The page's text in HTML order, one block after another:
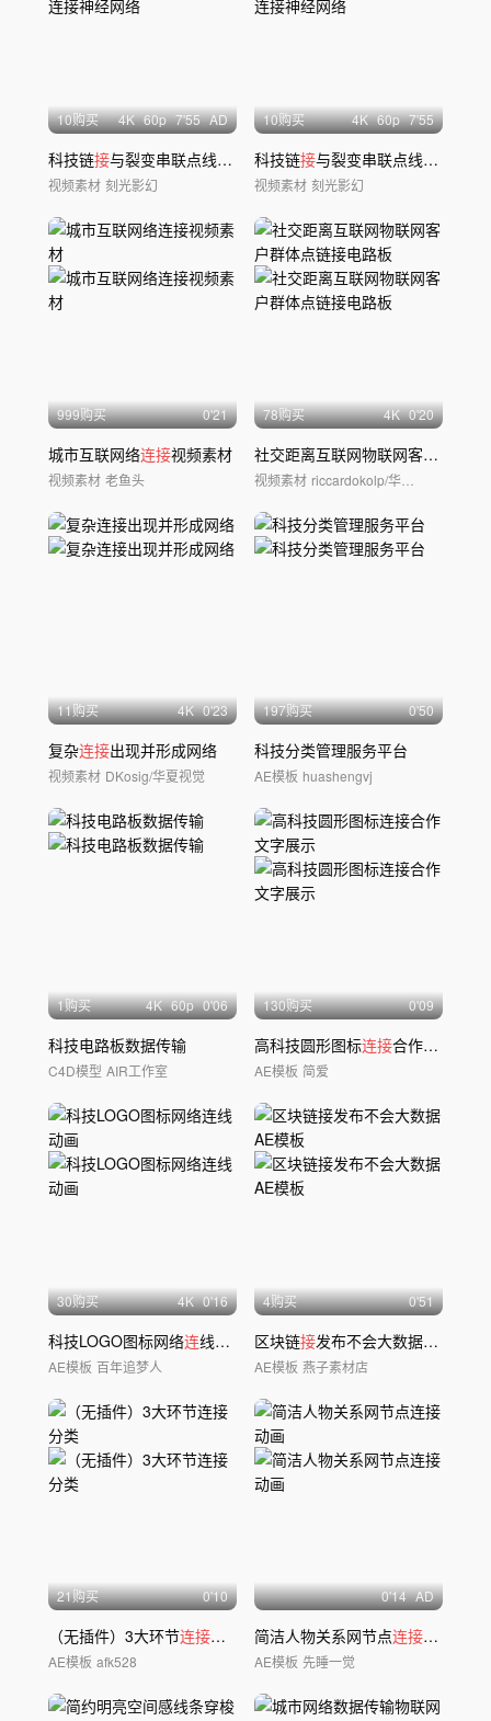
10购买 4K 60p 7'55 AD
科技链接与裂变串联点线连接 神经网络
视频素材 刻光影幻
10购买 4K 60p 7'55
科技链接与裂变串联点线连接
视频素材 刻光影幻
999购买 0'21
城市互联网络连接视频素材
视频素材 老鱼头
78购买 4K 0'20
社交距离互联网物联网客户群体点链
视频素材
11购买 4K 0'23
复杂连接出现并形成网络
视频素材 DKosig/华夏视觉
197购买 0'50
科技分类管理服务平台
AE模板 huashengvj
1购买 4K 60p 0'06
科技电路板数据传输
C4D模型 AIR工作室
130购买 0'09
高科技圆形图标连接合作文字展示
AE模板 简爱
30购买 4K 0'16
科技LOGO图标网络连线动画
AE模板 百年追梦人
4购买 0'51
区块链接发布不会大数据AE模板
AE模板 燕子素材店
21购买 0'10
（无插件）3大环节连接分类
AE模板 afk528
0'14 AD
简洁人物关系网节点连接动画
AE模板 先睡一觉